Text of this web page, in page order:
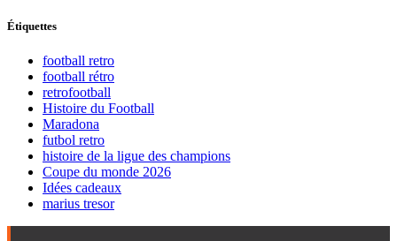
Étiquettes
football retro
football rétro
retrofootball
Histoire du Football
Maradona
futbol retro
histoire de la ligue des champions
Coupe du monde 2026
Idées cadeaux
marius tresor